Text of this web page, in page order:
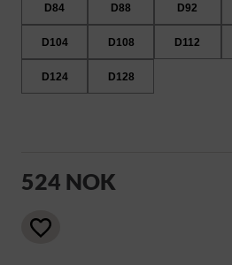
D84 D88 D92
D104 D108 D112
D124 D128
524 NOK